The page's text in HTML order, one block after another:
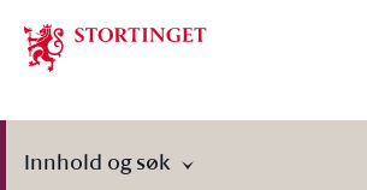
Stortinget.no
Innhold og søk